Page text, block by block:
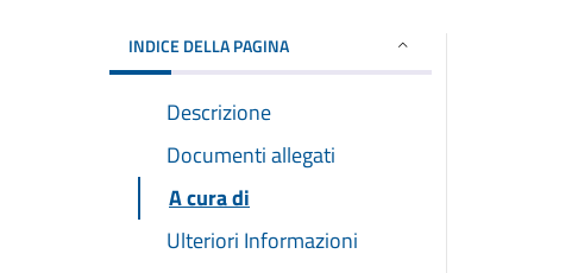
INDICE DELLA PAGINA
Descrizione
Documenti allegati
A cura di
Ulteriori Informazioni